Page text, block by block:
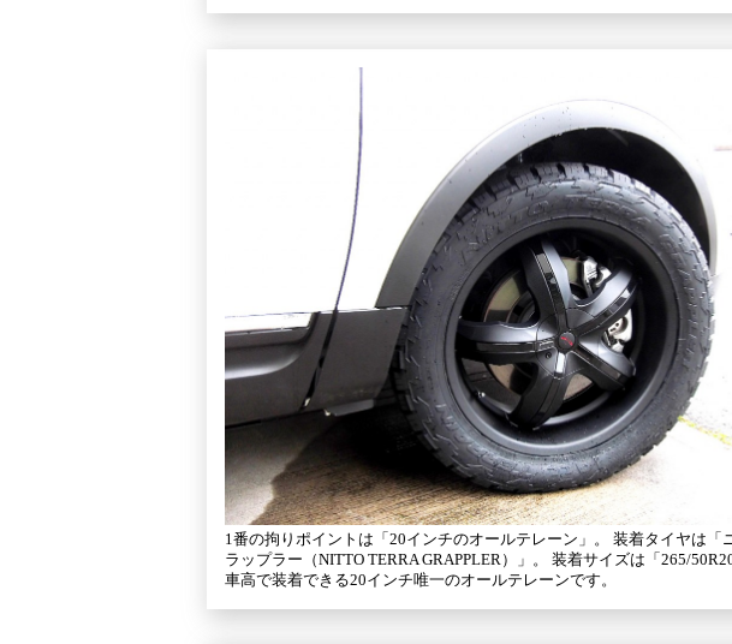
1番の拘りポイントは「20インチのオールテレーン」。 装着タイヤは「
ラップラー（NITTO TERRA GRAPPLER）」。 装着サイズは「265/
車高で装着できる20インチ唯一のオールテレーンです。